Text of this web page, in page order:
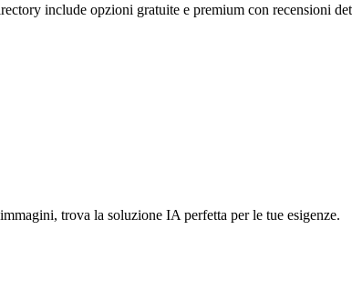
include opzioni gratuite e premium con recensioni
trova la soluzione IA perfetta per le tue esigenze.